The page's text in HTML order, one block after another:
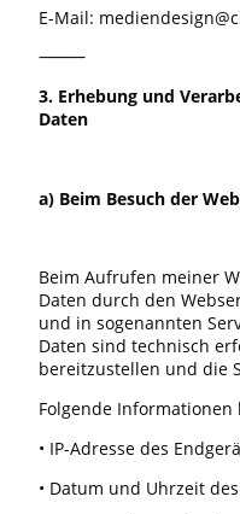
E-Mail:
⸻
3. Erhebung und
Daten
a) Beim Besuch der
Beim Aufrufen meiner
Daten durch den
und in sogenannten
Daten sind technisch
bereitzustellen und die
Folgende
• IP-Adresse des
• Datum und Uhrzeit